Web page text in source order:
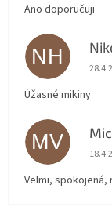
Ano doporučuji
NH
Úžasné mikiny
MV
Velmi, spokojená,